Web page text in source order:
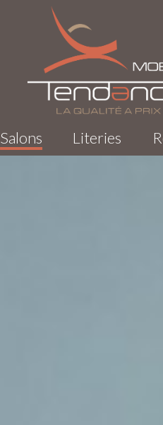
Salons Literies